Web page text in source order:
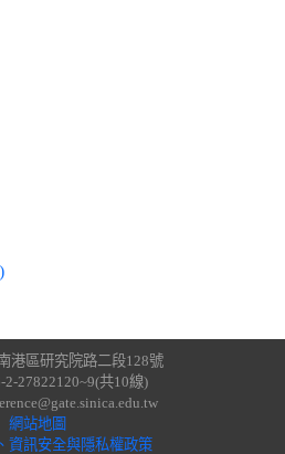
港區研究院路二段128號
2-27822120~9(共10線)
網站地圖
資訊安全與隱私權政策